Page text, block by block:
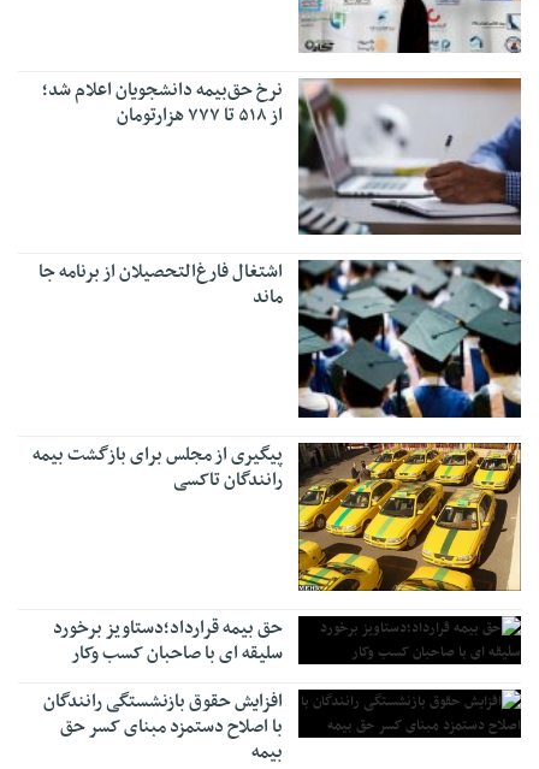
نرخ حق‌بیمه دانشجویان اعلام شد؛
از ۵۱۸ تا ۷۷۷ هزارتومان
اشتغال فارغ‌التحصیلان از برنامه جا
ماند
پیگیری از مجلس برای بازگشت بیمه
رانندگان تاکسی
حق بیمه قرارداد؛دستاویز برخورد
سلیقه ای با صاحبان کسب وکار
افزایش حقوق بازنشستگی رانندگان
با اصلاح دستمزد مبنای کسر حق
بیمه